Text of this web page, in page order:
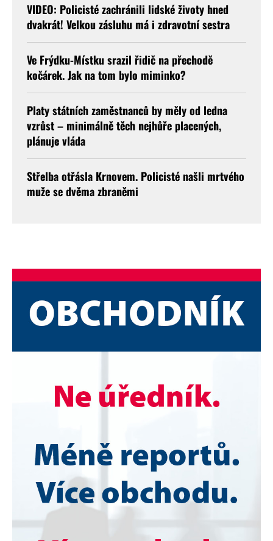
VIDEO: Policisté zachránili lidské životy hned
dvakrát! Velkou zásluhu má i zdravotní sestra
Ve Frýdku-Místku srazil řidič na přechodě
kočárek. Jak na tom bylo miminko?
Platy státních zaměstnanců by měly od ledna
vzrůst – minimálně těch nejhůře placených,
plánuje vláda
Střelba otřásla Krnovem. Policisté našli mrtvého
muže se dvěma zbraněmi